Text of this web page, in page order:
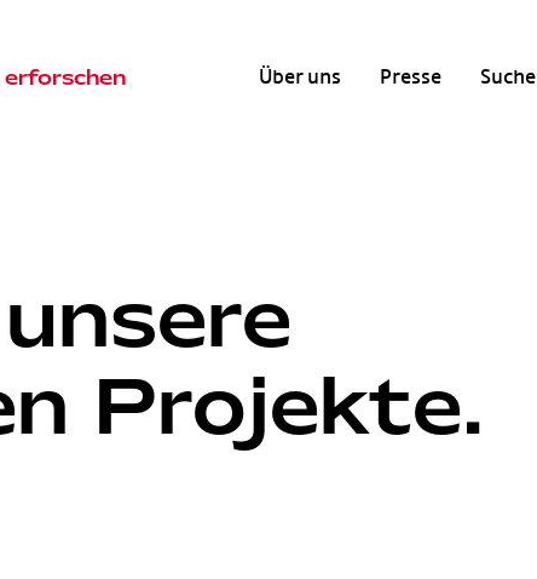
erforschen Über uns Presse Suche
Projekte.